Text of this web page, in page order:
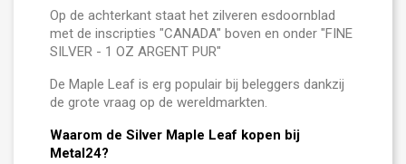
Op de achterkant staat het zilveren esdoornblad
met de inscripties "CANADA" boven en onder "FINE
SILVER - 1 OZ ARGENT PUR"
De Maple Leaf is erg populair bij beleggers dankzij
de grote vraag op de wereldmarkten.
Waarom de Silver Maple Leaf kopen bij
Metal24?